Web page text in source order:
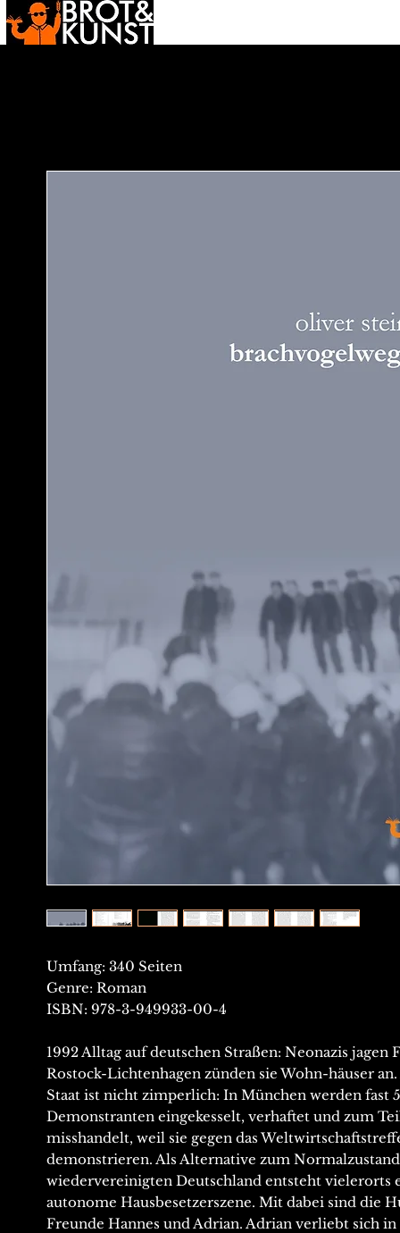
Umfang: 340 Seiten
Genre: Roman
ISBN: 978-3-949933-00-4
1992 Alltag auf deutschen Straßen: Neonazis jagen
Rostock-Lichtenhagen zünden sie Wohn-häuser
Staat ist nicht zimperlich: In München werden fast
Demonstranten eingekesselt, verhaftet und zum
misshandelt, weil sie gegen das
demonstrieren. Als Alternative zum
wiedervereinigten Deutschland entsteht vielerorts
autonome Hausbesetzerszene. Mit dabei sind die
Freunde Hannes und Adrian. Adrian verliebt sich